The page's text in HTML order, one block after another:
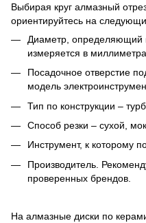
Выбирая круг алмазный
ориентируйтесь на
Диаметр, определяющий
измеряется в
Посадочное отверстие
модель
Тип по конструкции –
Способ резки – сухой,
Инструмент, к которому
Производитель.
проверенных брендов.
На алмазные диски по